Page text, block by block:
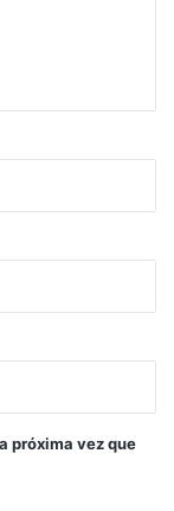
próxima vez que